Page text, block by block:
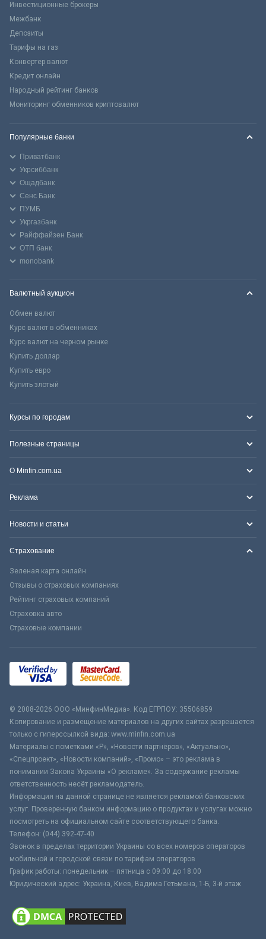
Инвестиционные брокеры
Межбанк
Депозиты
Тарифы на газ
Конвертер валют
Кредит онлайн
Народный рейтинг банков
Мониторинг обменников криптовалют
Популярные банки
Приватбанк
Укрсиббанк
Ощадбанк
Сенс Банк
ПУМБ
Укргазбанк
Райффайзен Банк
ОТП банк
monobank
Валютный аукцион
Обмен валют
Курс валют в обменниках
Курс валют на черном рынке
Купить доллар
Купить евро
Купить злотый
Курсы по городам
Полезные страницы
О Minfin.com.ua
Реклама
Новости и статьи
Страхование
Зеленая карта онлайн
Отзывы о страховых компаниях
Рейтинг страховых компаний
Страховка авто
Страховые компании
© 2008-2026 ООО «МинфинМедиа». Код ЕГРПОУ: 35506859
Копирование и размещение материалов на других сайтах разрешается
только с гиперссылкой вида: www.minfin.com.ua
Материалы с пометками «Р», «Новости партнёров», «Актуально»,
«Спецпроект», «Новости компаний», «Промо» – это реклама в
понимании Закона Украины «О рекламе». За содержание рекламы
ответственность несёт рекламодатель.
Информация на данной странице не является рекламой банковских
услуг. Проверенную банком информацию о продуктах и услугах можно
посмотреть на официальном сайте соответствующего банка.
Телефон: (044) 392-47-40
Звонок в пределах территории Украины со всех номеров операторов
мобильной и городской связи по тарифам операторов
График работы: понедельник – пятница с 09:00 до 18:00
Юридический адрес: Украина, Киев, Вадима Гетьмана, 1-Б, 3-й этаж